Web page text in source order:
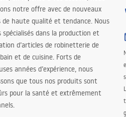
notre offre avec de nouveaux
de haute qualité et tendance. Nous
spécialisés dans la production et
d’articles de robinetterie de
et de cuisine. Forts de
années d’expérience, nous
que tous nos produits sont
pour la santé et extrêmement